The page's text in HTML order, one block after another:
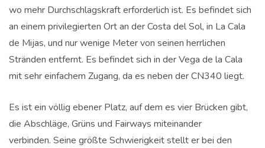
wo mehr Durchschlagskraft erforderlich ist. Es befindet sich
an einem privilegierten Ort an der Costa del Sol, in La Cala
de Mijas, und nur wenige Meter von seinen herrlichen
Stränden entfernt. Es befindet sich in der Vega de la Cala
mit sehr einfachem Zugang, da es neben der CN340 liegt.
Es ist ein völlig ebener Platz, auf dem es vier Brücken gibt,
die Abschläge, Grüns und Fairways miteinander
verbinden. Seine größte Schwierigkeit stellt er bei den